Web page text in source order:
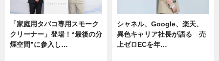
「家庭用タバコ専用スモーク
クリーナー」登場！“最後の分
煙空間”に参入し…
シャネル、Google、楽天、
異色キャリア社長が語る 売
上ゼロECを年…